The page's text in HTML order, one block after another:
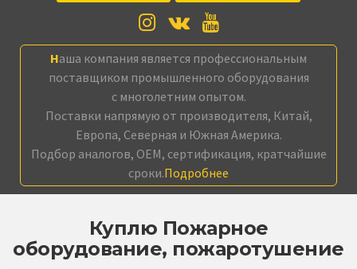
Наша компания является профессиональным
поставщиком промышленного оборудования
с многолетним опытом.
Поставки напрямую от производителя, Китай,
Европа, Северная и Южная Америка.
Подбор аналогов, OEM, сертификация, кратчайшие
сроки.Подробнее
Куплю Пожарное
оборудование, пожаротушение